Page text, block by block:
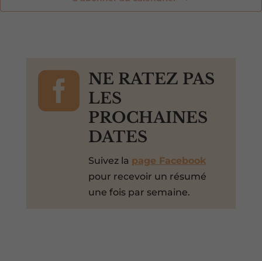

NE RATEZ PAS
LES
PROCHAINES
DATES
Suivez la page Facebook
pour recevoir un résumé
une fois par semaine.